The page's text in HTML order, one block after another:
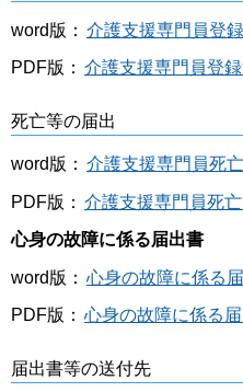
word版： 介護支援専門員登
PDF版： 介護支援専門員登
死亡等の届出
word版： 介護支援専門員死
PDF版： 介護支援専門員死
心身の故障に係る届出書
word版： 心身の故障に係る
PDF版： 心身の故障に係る届
届出書等の送付先